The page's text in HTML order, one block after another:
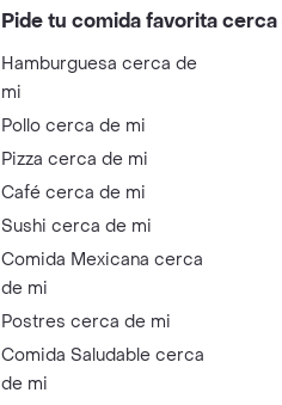
Pide tu comida favorita cerca
Hamburguesa cerca de
mi
Pollo cerca de mi
Pizza cerca de mi
Café cerca de mi
Sushi cerca de mi
Comida Mexicana cerca
de mi
Postres cerca de mi
Comida Saludable cerca
de mi